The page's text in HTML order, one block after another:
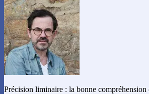
Précision liminaire : la bonne compréhension